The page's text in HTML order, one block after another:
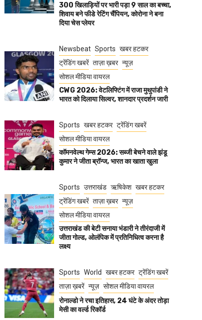
300 खिलाड़ियों पर भारी पड़ा 9 साल का बच्चा,
शिवाय बने फीडे रेटिंग चैंपियन, कोरोना ने बना
दिया चेस प्लेयर
Newsbeat Sports खबर हटकर
ट्रेंडिंग खबरें ताज़ा ख़बर न्यूज़
सोशल मीडिया वायरल
CWG 2026: वेटलिफ्टिंग में राजा मुथुपांडी ने
भारत को दिलाया सिल्वर, शानदार प्रदर्शन जारी
Sports खबर हटकर ट्रेंडिंग खबरें
सोशल मीडिया वायरल
कॉमनवेल्थ गेम्स 2026: सब्जी बेचने वाले झंडू
कुमार ने जीता ब्रॉन्ज, भारत का खाता खुला
Sports उत्तराखंड ऋषिकेश खबर हटकर
ट्रेंडिंग खबरें ताज़ा ख़बर न्यूज़
सोशल मीडिया वायरल
उत्तराखंड की बेटी सनाया भंडारी ने तीरंदाजी में
जीता गोल्ड, ओलंपिक में प्रतिनिधित्व करना है
लक्ष्य
Sports World खबर हटकर ट्रेंडिंग खबरें
ताज़ा ख़बरें न्यूज़ सोशल मीडिया वायरल
रोनाल्डो ने रचा इतिहास, 24 घंटे के अंदर तोड़ा
मेसी का वर्ल्ड रिकॉर्ड